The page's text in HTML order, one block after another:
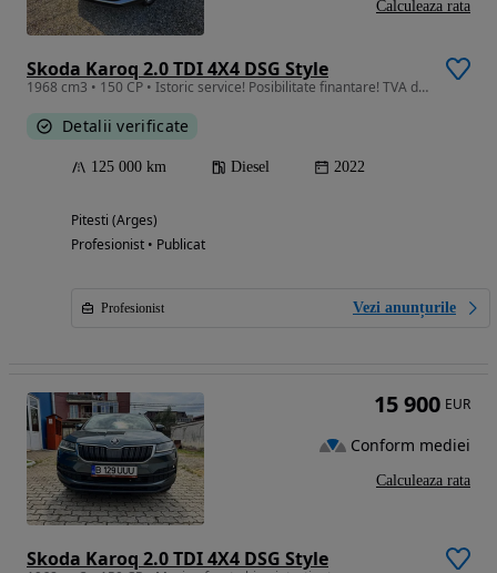
Skoda Karoq 2.0 TDI 4X4 DSG Style
1968 cm3 • 150 CP • Istoric service! Posibilitate finantare! TVA deductibil! Garantie!
Detalii verificate
125 000 km Diesel 2022
Pitesti (Arges)
Profesionist • Publicat
Profesionist Vezi anunțurile
Calculeaza rata
Skoda Karoq 2.0 TDI 4X4 DSG Style
15 900 EUR
Conform mediei
Calculeaza rata